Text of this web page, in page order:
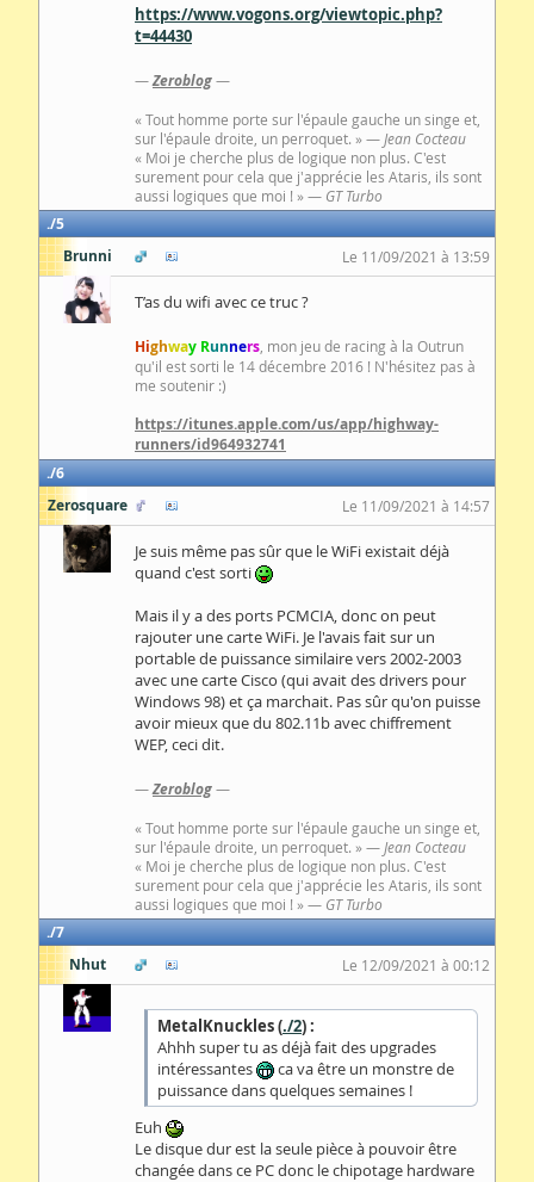
https://www.vogons.org/viewtopic.php?
t=44430
—Zeroblog—
« Tout homme porte sur l'épaule gauche un singe et,
sur l'épaule droite, un perroquet. » — Jean Cocteau
« Moi je cherche plus de logique non plus. C'est
surement pour cela que j'apprécie les Ataris, ils sont
aussi logiques que moi ! » — GT Turbo
5
Brunni
Le 11/09/2021 à 13:59
T’as du wifi avec ce truc ?
Highway Runners , mon jeu de racing à la Outrun
qu'il est sorti le 14 décembre 2016 ! N'hésitez pas à
me soutenir :)
https://itunes.apple.com/us/app/highway-
runners/id964932741
6
Zerosquare
Le 11/09/2021 à 14:57
Je suis même pas sûr que le WiFi existait déjà
quand c'est sorti
Mais il y a des ports PCMCIA, donc on peut
rajouter une carte WiFi. Je l'avais fait sur un
portable de puissance similaire vers 2002-2003
avec une carte Cisco (qui avait des drivers pour
Windows 98) et ça marchait. Pas sûr qu'on puisse
avoir mieux que du 802.11b avec chiffrement
WEP, ceci dit.
—Zeroblog—
« Tout homme porte sur l'épaule gauche un singe et,
sur l'épaule droite, un perroquet. » — Jean Cocteau
« Moi je cherche plus de logique non plus. C'est
surement pour cela que j'apprécie les Ataris, ils sont
aussi logiques que moi ! » — GT Turbo
7
Nhut
Le 12/09/2021 à 00:12
MetalKnuckles (./2) :
Ahhh super tu as déjà fait des upgrades
intéressantes
ca va être un monstre de
puissance dans quelques semaines !
Euh
Le disque dur est la seule pièce à pouvoir être
changée dans ce PC donc le chipotage hardware